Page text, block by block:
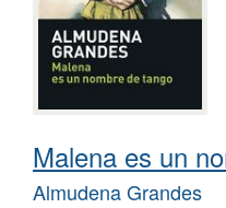
Malena es un
Almudena Grandes